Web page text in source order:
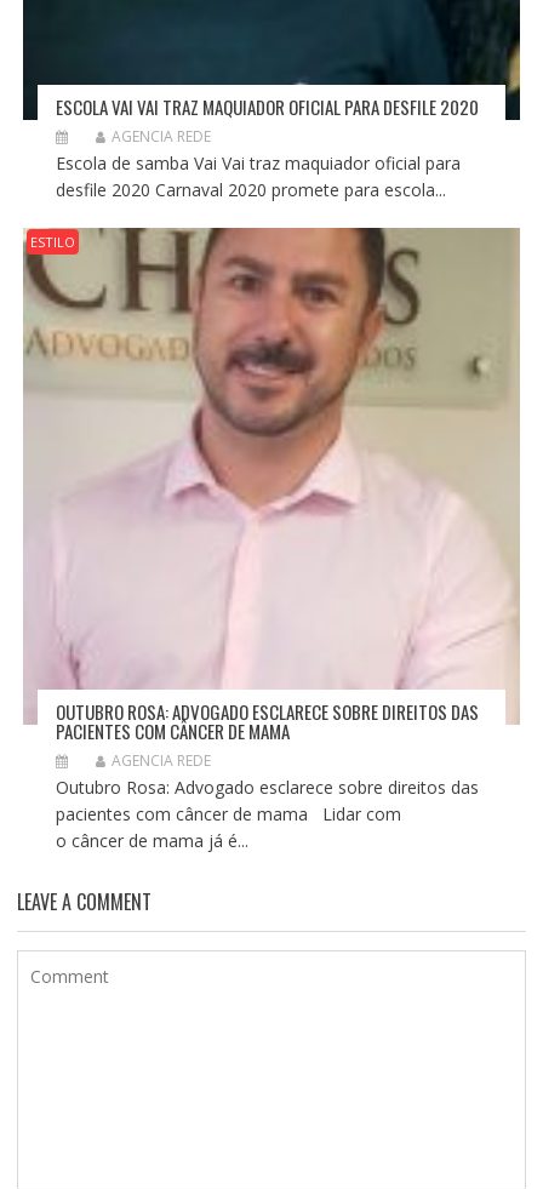
ESCOLA VAI VAI TRAZ MAQUIADOR OFICIAL PARA DESFILE 2020
AGENCIA REDE
Escola de samba Vai Vai traz maquiador oficial para
desfile 2020 Carnaval 2020 promete para escola...
ESTILO
OUTUBRO ROSA: ADVOGADO ESCLARECE SOBRE DIREITOS DAS
PACIENTES COM CÂNCER DE MAMA
AGENCIA REDE
Outubro Rosa: Advogado esclarece sobre direitos das
pacientes com câncer de mama Lidar com
o câncer de mama já é...
LEAVE A COMMENT